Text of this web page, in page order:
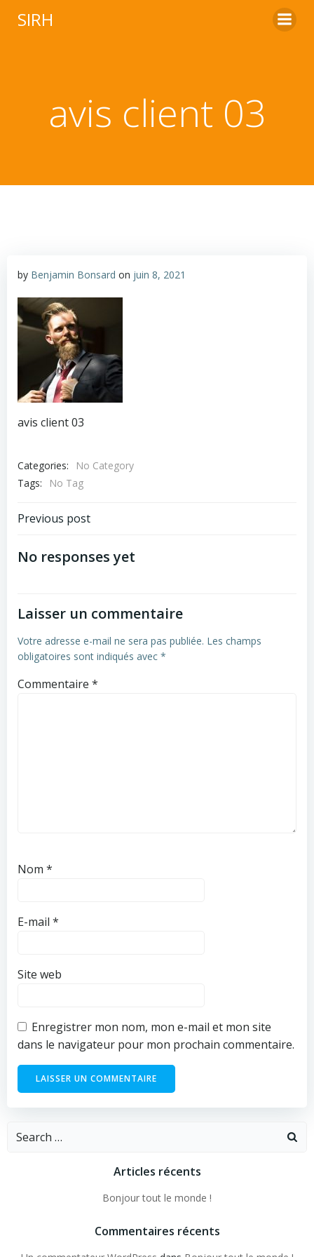
SIRH
avis client 03
by Benjamin Bonsard on juin 8, 2021
avis client 03
Categories:
No Category
Tags:
No Tag
Navigation
de
Previous post
No responses yet
Laisser un commentaire
Votre adresse e-mail ne sera pas publiée. Les champs
obligatoires sont indiqués avec *
Commentaire *
Nom *
E-mail *
Site web
Enregistrer mon nom, mon e-mail et mon site
dans le navigateur pour mon prochain commentaire.
Search
Articles récents
Bonjour tout le monde !
Commentaires récents